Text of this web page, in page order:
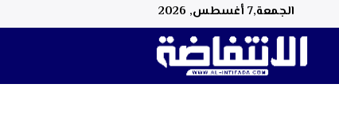
الجمعة,7 أغسطس, 2026